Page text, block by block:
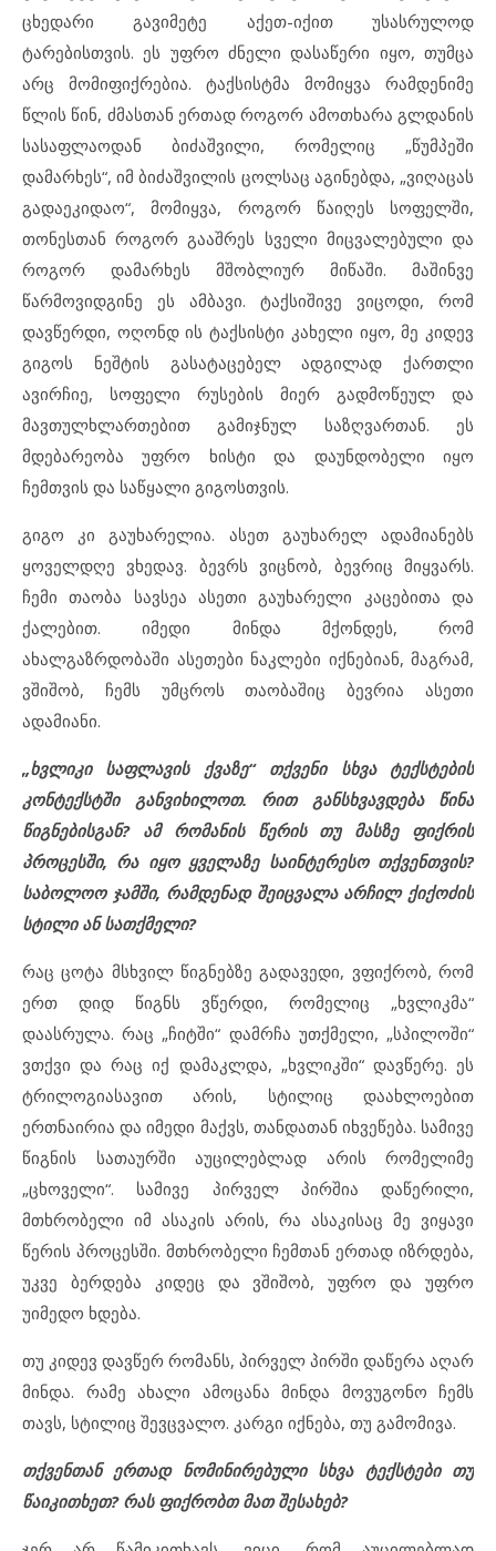
ცხედარი გავიმეტე აქეთ-იქით უსასრულოდ
ტარებისთვის. ეს უფრო ძნელი დასაწერი იყო, თუმცა
არც მომიფიქრებია. ტაქსისტმა მომიყვა რამდენიმე
წლის წინ, ძმასთან ერთად როგორ ამოთხარა გლდანის
სასაფლაოდან ბიძაშვილი, რომელიც „წუმპეში
დამარხეს“, იმ ბიძაშვილის ცოლსაც აგინებდა, „ვიღაცას
გადაეკიდაო“, მომიყვა, როგორ წაიღეს სოფელში,
თონესთან როგორ გააშრეს სველი მიცვალებული და
როგორ დამარხეს მშობლიურ მიწაში. მაშინვე
წარმოვიდგინე ეს ამბავი. ტაქსიშივე ვიცოდი, რომ
დავწერდი, ოღონდ ის ტაქსისტი კახელი იყო, მე კიდევ
გიგოს ნეშტის გასატაცებელ ადგილად ქართლი
ავირჩიე, სოფელი რუსების მიერ გადმოწეულ და
მავთულხლართებით გამიჯნულ საზღვართან. ეს
მდებარეობა უფრო ხისტი და დაუნდობელი იყო
ჩემთვის და საწყალი გიგოსთვის.
გიგო კი გაუხარელია. ასეთ გაუხარელ ადამიანებს
ყოველდღე ვხედავ. ბევრს ვიცნობ, ბევრიც მიყვარს.
ჩემი თაობა სავსეა ასეთი გაუხარელი კაცებითა და
ქალებით. იმედი მინდა მქონდეს, რომ
ახალგაზრდობაში ასეთები ნაკლები იქნებიან, მაგრამ,
ვშიშობ, ჩემს უმცროს თაობაშიც ბევრია ასეთი
ადამიანი.
„ხვლიკი საფლავის ქვაზე“ თქვენი სხვა ტექსტების
კონტექსტში განვიხილოთ. რით განსხვავდება წინა
წიგნებისგან? ამ რომანის წერის თუ მასზე ფიქრის
პროცესში, რა იყო ყველაზე საინტერესო თქვენთვის?
საბოლოო ჯამში, რამდენად შეიცვალა არჩილ ქიქოძის
სტილი ან სათქმელი?
რაც ცოტა მსხვილ წიგნებზე გადავედი, ვფიქრობ, რომ
ერთ დიდ წიგნს ვწერდი, რომელიც „ხვლიკმა“
დაასრულა. რაც „ჩიტში“ დამრჩა უთქმელი, „სპილოში“
ვთქვი და რაც იქ დამაკლდა, „ხვლიკში“ დავწერე. ეს
ტრილოგიასავით არის, სტილიც დაახლოებით
ერთნაირია და იმედი მაქვს, თანდათან იხვეწება. სამივე
წიგნის სათაურში აუცილებლად არის რომელიმე
„ცხოველი“. სამივე პირველ პირშია დაწერილი,
მთხრობელი იმ ასაკის არის, რა ასაკისაც მე ვიყავი
წერის პროცესში. მთხრობელი ჩემთან ერთად იზრდება,
უკვე ბერდება კიდეც და ვშიშობ, უფრო და უფრო
უიმედო ხდება.
თუ კიდევ დავწერ რომანს, პირველ პირში დაწერა აღარ
მინდა. რამე ახალი ამოცანა მინდა მოვუგონო ჩემს
თავს, სტილიც შევცვალო. კარგი იქნება, თუ გამომივა.
თქვენთან ერთად ნომინირებული სხვა ტექსტები თუ
წაიკითხეთ? რას ფიქრობთ მათ შესახებ?